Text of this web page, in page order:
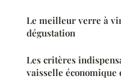
Le meilleur verre à
dégustation
Les critères
vaisselle économique